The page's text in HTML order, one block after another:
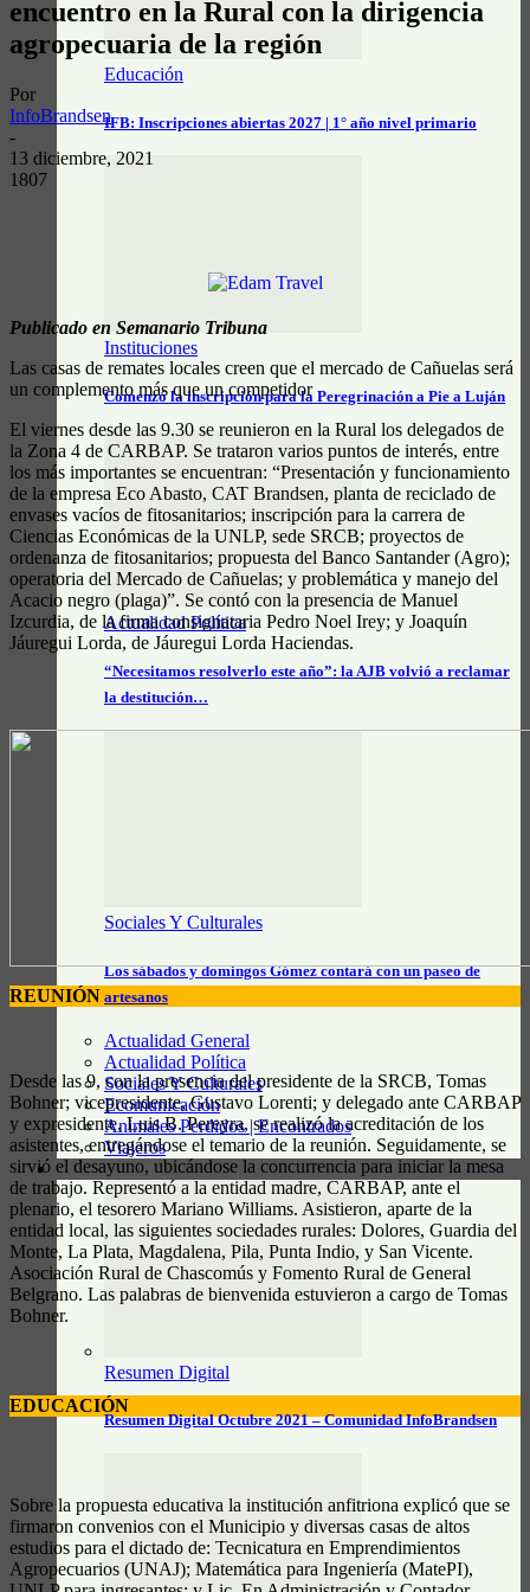
Educación
IFB: Inscripciones abiertas 2027 | 1° año nivel primario
Instituciones
Comenzó la inscripción para la Peregrinación a Pie a Luján
Actualidad Política
“Necesitamos resolverlo este año”: la AJB volvió a reclamar
la destitución…
Sociales Y Culturales
Los sábados y domingos Gómez contará con un paseo de
artesanos
Actualidad General
Actualidad Política
Sociales Y Culturales
Ecomunicación
Animales Perdidos | Encontrados
Viajeros
RESUMEN DIGITAL
Resumen Digital
Resumen Digital Octubre 2021 – Comunidad InfoBrandsen
encuentro en la Rural con la dirigencia
agropecuaria de la región
Por
InfoBrandsen
-
13 diciembre, 2021
1807
Publicado en Semanario Tribuna
Las casas de remates locales creen que el mercado de Cañuelas será
un complemento más que un competidor
El viernes desde las 9.30 se reunieron en la Rural los delegados de
la Zona 4 de CARBAP. Se trataron varios puntos de interés, entre
los más importantes se encuentran: “Presentación y funcionamiento
de la empresa Eco Abasto, CAT Brandsen, planta de reciclado de
envases vacíos de fitosanitarios; inscripción para la carrera de
Ciencias Económicas de la UNLP, sede SRCB; proyectos de
ordenanza de fitosanitarios; propuesta del Banco Santander (Agro);
operatoria del Mercado de Cañuelas; y problemática y manejo del
Acacio negro (plaga)”. Se contó con la presencia de Manuel
Izcurdia, de la firma consignataria Pedro Noel Irey; y Joaquín
Jáuregui Lorda, de Jáuregui Lorda Haciendas.
REUNIÓN
Desde las 9, con la presencia del presidente de la SRCB, Tomas
Bohner; vicepresidente, Gustavo Lorenti; y delegado ante CARBAP
y expresidente, Luis B. Pereyra, se realizó la acreditación de los
asistentes, entregándose el temario de la reunión. Seguidamente, se
sirvió el desayuno, ubicándose la concurrencia para iniciar la mesa
de trabajo. Representó a la entidad madre, CARBAP, ante el
plenario, el tesorero Mariano Williams. Asistieron, aparte de la
entidad local, las siguientes sociedades rurales: Dolores, Guardia del
Monte, La Plata, Magdalena, Pila, Punta Indio, y San Vicente.
Asociación Rural de Chascomús y Fomento Rural de General
Belgrano. Las palabras de bienvenida estuvieron a cargo de Tomas
Bohner.
EDUCACIÓN
Sobre la propuesta educativa la institución anfitriona explicó que se
firmaron convenios con el Municipio y diversas casas de altos
estudios para el dictado de: Tecnicatura en Emprendimientos
Agropecuarios (UNAJ); Matemática para Ingeniería (MatePI),